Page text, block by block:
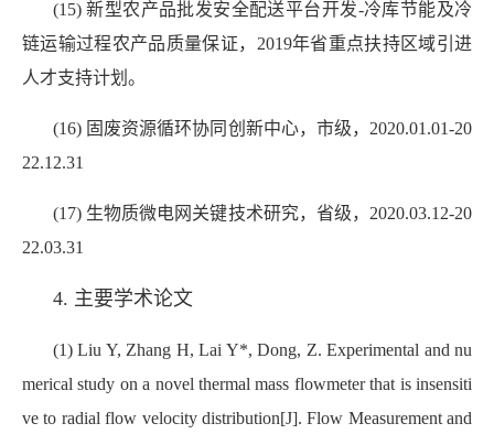
(15) 新型农产品批发安全配送平台开发-冷库节能及冷
链运输过程农产品质量保证，2019年省重点扶持区域引进
人才支持计划。
(16) 固废资源循环协同创新中心，市级，2020.01.01-20
22.12.31
(17) 生物质微电网关键技术研究，省级，2020.03.12-20
22.03.31
4. 主要学术论文
(1) Liu Y, Zhang H, Lai Y*, Dong, Z. Experimental and nu
merical study on a novel thermal mass flowmeter that is insensiti
ve to radial flow velocity distribution[J]. Flow Measurement and